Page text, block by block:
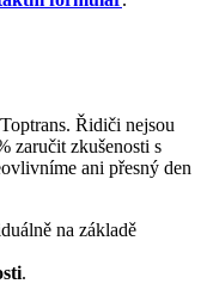
Řidiči nejsou
zaručit zkušenosti s
ani přesný den
na základě
.